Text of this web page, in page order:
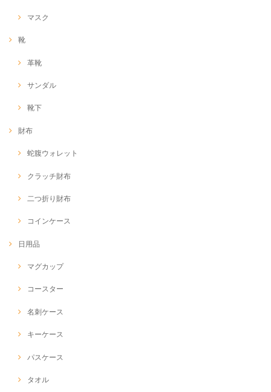
マスク
靴
革靴
サンダル
靴下
財布
蛇腹ウォレット
クラッチ財布
二つ折り財布
コインケース
日用品
マグカップ
コースター
名刺ケース
キーケース
パスケース
タオル